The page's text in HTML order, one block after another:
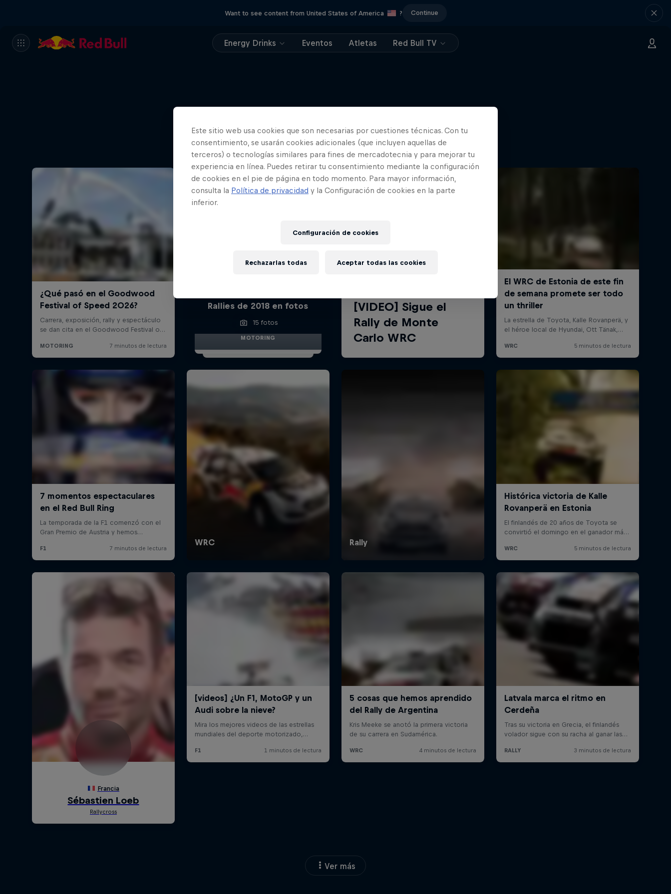
Want to see content from United States of America ? Continue
Energy Drinks Eventos Atletas Red Bull TV
Más contenidos similares
Rallies de 2018 en fotos
15 fotos
MOTORING
Ver más
Este sitio web usa cookies que son necesarias por cuestiones técnicas. Con tu
consentimiento, se usarán cookies adicionales (que incluyen aquellas de
terceros) o tecnologías similares para fines de mercadotecnia y para mejorar tu
experiencia en línea. Puedes retirar tu consentimiento mediante la configuración
de cookies en el pie de página en todo momento. Para mayor información,
consulta la Política de privacidad y la Configuración de cookies en la parte
inferior.
Configuración de cookies
Rechazarlas todas Aceptar todas las cookies